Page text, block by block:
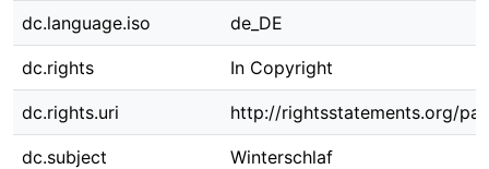
dc.language.iso de_DE
dc.rights In Copyright
dc.rights.uri http://rightsstatements.org/
dc.subject Winterschlaf